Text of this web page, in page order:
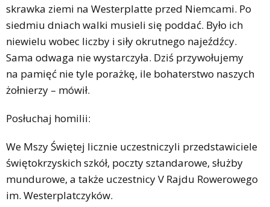
skrawka ziemi na Westerplatte przed Niemcami. Po
siedmiu dniach walki musieli się poddać. Było ich
niewielu wobec liczby i siły okrutnego najeźdźcy.
Sama odwaga nie wystarczyła. Dziś przywołujemy
na pamięć nie tyle porażkę, ile bohaterstwo naszych
żołnierzy – mówił.
Posłuchaj homilii:
We Mszy Świętej licznie uczestniczyli przedstawiciele
świętokrzyskich szkół, poczty sztandarowe, służby
mundurowe, a także uczestnicy V Rajdu Rowerowego
im. Westerplatczyków.